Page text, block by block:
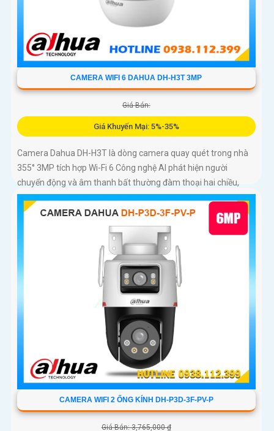
CAMERA WIFI 6 DAHUA DH-H3T 3MP
Giá Bán:
Giá Khuyến Mại: 5%-35%
Camera Dahua DH-H3T là dòng camera quay quét trong nhà
355° 3MP tích hợp Wi-Fi 6 Công nghệ AI phát hiện người
chuyển động và âm thanh bất thường đàm thoại hai chiều,
hồng ngoại tầm xa ban đêm 10m hỗ trợ thẻ nhớ MicroSD
256GB ONVIF và điều khiển từ xa qua ứng dụng DMSS
CAMERA WIFI 2 ỐNG KÍNH DH-P3D-3F-PV-P
Giá Bán: 3,765,000 ₫